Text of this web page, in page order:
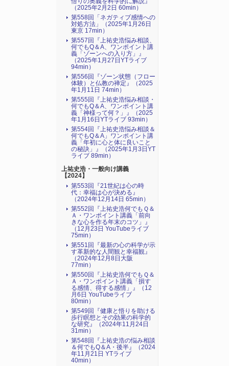
（2025年2月2日 60min）
第558回「ネガティブ感情への
対処方法」（2025年1月26日
東京 17min）
第557回『上祐史浩悩み相談、
何でもQ＆A、ワンポイント講
義「ゾーンへの入り方」』
（2025年1月27日YTライブ
94min）
第556回『ゾーン状態（フロー
体験）と仏教の禅定』（2025
年1月11日 74min）
第555回『上祐史浩悩み相談・
何でもQ＆A、ワンポイント講
義「神様って何？」』（2025
年1月16日YTライブ 93min）
第554回『上祐史浩悩み相談＆
何でもQ＆A」ワンポイント講
義「年初に心と体に良いこと
の秘訣」』（2025年1月3日YT
ライブ 89min）
上祐史浩・一般向け講義
【2024】
第553回『21世紀は心の時
代：幸福は心が決める』
（2024年12月14日 65min）
第552回『上祐史浩何でもＱ＆
Ａ・ワンポイント講義「前向
きな心を作る年末のコツ」』
（12月23日 YouTubeライブ
75min）
第551回『最新の心の科学が示
す革新的な人間観と幸福観』
（2024年12月8日大阪
77min）
第550回『上祐史浩何でもＱ＆
Ａ・ワンポイント講義「損す
る感情、得する感情」』（12
月6日 YouTubeライブ
80min）
第549回『健康と悟りを助ける
歩行瞑想とその効果の科学的
な研究』（2024年11月24日
31min）
第548回『上祐史浩の悩み相談
＆何でもQ＆A・後半』（2024
年11月21日 YTライブ
40min）